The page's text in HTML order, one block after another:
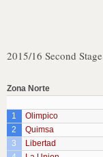
2015/16 Second Stage
Zona Norte
1
Olimpico
2
Quimsa
3
Libertad